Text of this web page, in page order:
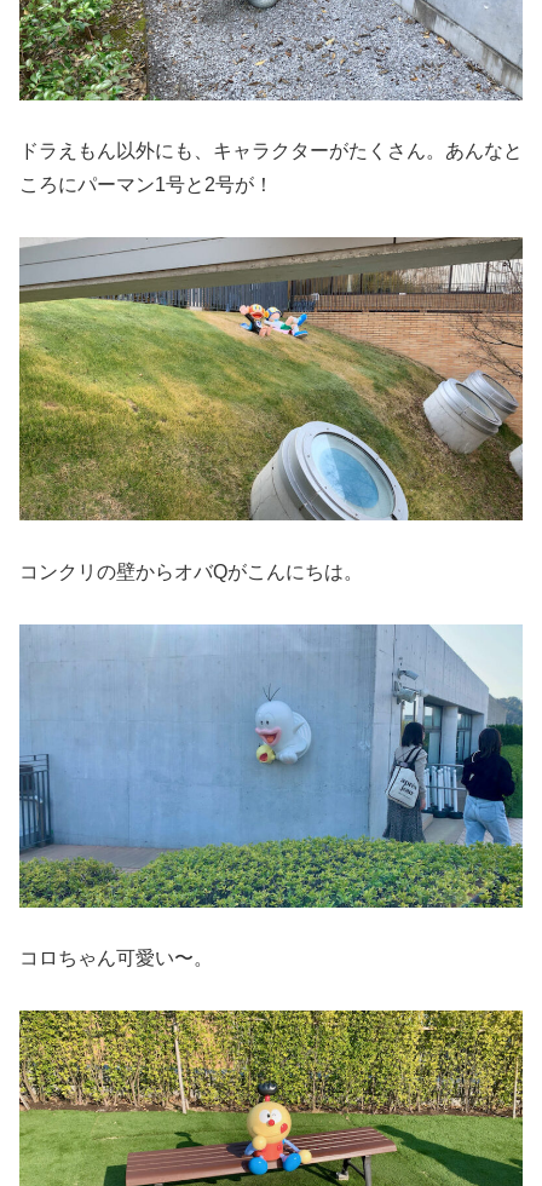
ドラえもん以外にも、キャラクターがたくさん。あんなと
ころにパーマン1号と2号が！
コンクリの壁からオバQがこんにちは。
コロちゃん可愛い〜。